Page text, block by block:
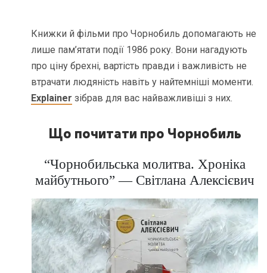
Книжки й фільми про Чорнобиль допомагають не
лише пам’ятати події 1986 року. Вони нагадують
про ціну брехні, вартість правди і важливість не
втрачати людяність навіть у найтемніші моменти.
Explainer зібрав для вас найважливіші з них.
Що почитати про Чорнобиль
“Чорнобильська молитва. Хроніка
майбутнього” — Світлана Алексієвич